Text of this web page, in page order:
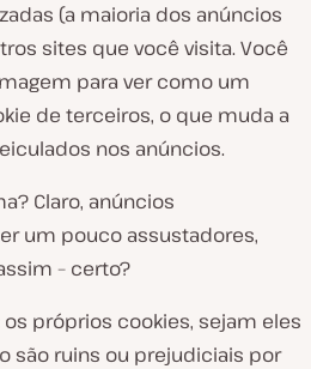
(a maioria dos anúncios
sites que você visita. Você
para ver como um
de terceiros, o que muda a
nos anúncios.
Claro, anúncios
um pouco assustadores,
– certo?
os próprios cookies, sejam eles
são ruins ou prejudiciais por